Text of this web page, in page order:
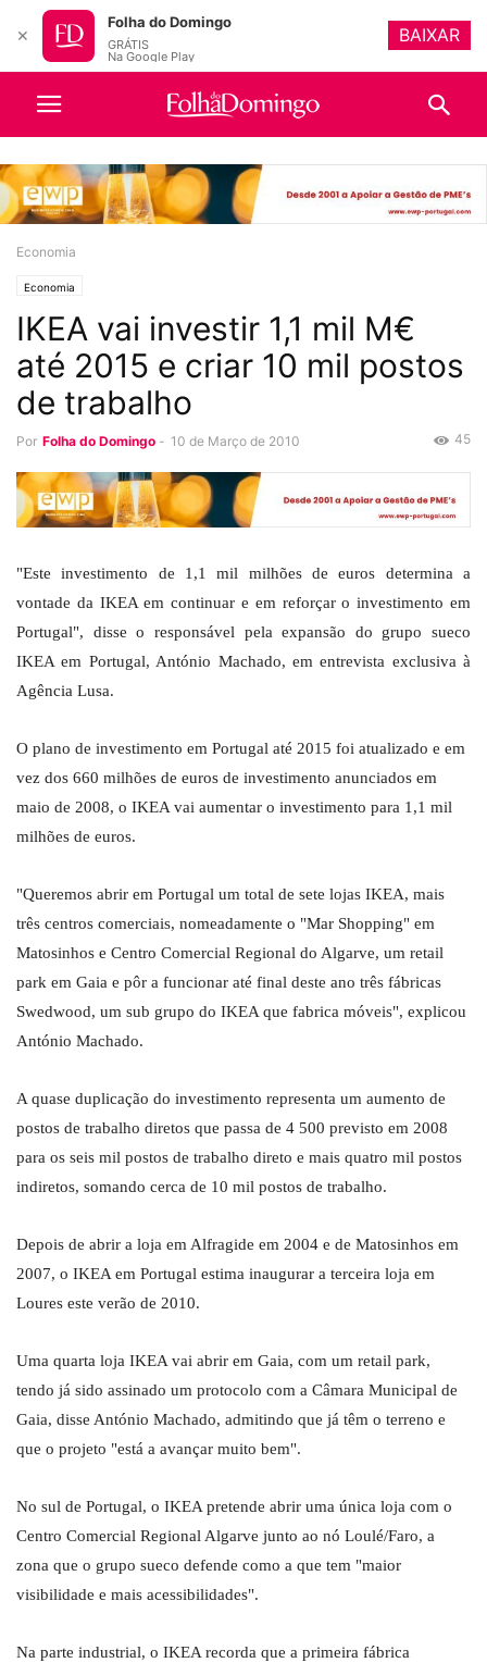
Economia
Economia
IKEA vai investir 1,1 mil M€
até 2015 e criar 10 mil postos
de trabalho
Por Folha do Domingo - 10 de Março de 2010 45
"Este investimento de 1,1 mil milhões de euros determina a
vontade da IKEA em continuar e em reforçar o investimento em
Portugal", disse o responsável pela expansão do grupo sueco
IKEA em Portugal, António Machado, em entrevista exclusiva à
Agência Lusa.
O plano de investimento em Portugal até 2015 foi atualizado e em
vez dos 660 milhões de euros de investimento anunciados em
maio de 2008, o IKEA vai aumentar o investimento para 1,1 mil
milhões de euros.
"Queremos abrir em Portugal um total de sete lojas IKEA, mais
três centros comerciais, nomeadamente o "Mar Shopping" em
Matosinhos e Centro Comercial Regional do Algarve, um retail
park em Gaia e pôr a funcionar até final deste ano três fábricas
Swedwood, um sub grupo do IKEA que fabrica móveis", explicou
António Machado.
A quase duplicação do investimento representa um aumento de
postos de trabalho diretos que passa de 4 500 previsto em 2008
para os seis mil postos de trabalho direto e mais quatro mil postos
indiretos, somando cerca de 10 mil postos de trabalho.
Depois de abrir a loja em Alfragide em 2004 e de Matosinhos em
2007, o IKEA em Portugal estima inaugurar a terceira loja em
Loures este verão de 2010.
Uma quarta loja IKEA vai abrir em Gaia, com um retail park,
tendo já sido assinado um protocolo com a Câmara Municipal de
Gaia, disse António Machado, admitindo que já têm o terreno e
que o projeto "está a avançar muito bem".
No sul de Portugal, o IKEA pretende abrir uma única loja com o
Centro Comercial Regional Algarve junto ao nó Loulé/Faro, a
zona que o grupo sueco defende como a que tem "maior
visibilidade e mais acessibilidades".
Na parte industrial, o IKEA recorda que a primeira fábrica
✕
Folha do Domingo
GRÁTIS
Na Google Play
BAIXAR